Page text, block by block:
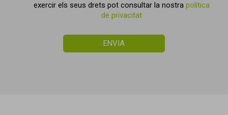
exercir els seus drets pot consultar la nostra política
de privacitat
ENVIA